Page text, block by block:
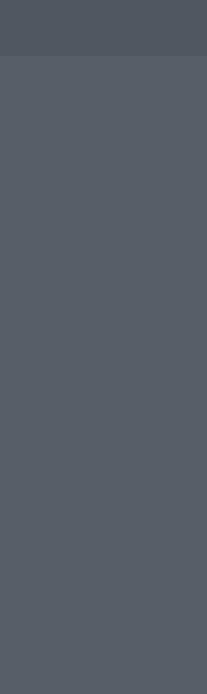
Moratti tra ricordi, Expo e